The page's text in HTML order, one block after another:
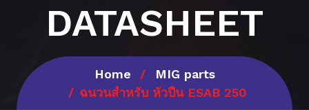
DATASHEET
Home
MIG parts
ฉนวนสำหรับ หัวปืน ESAB 250